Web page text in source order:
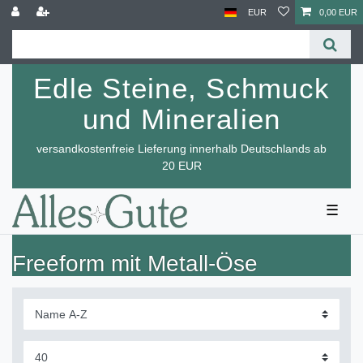
EUR 0,00 EUR
Edle Steine, Schmuck
und Mineralien
versandkostenfreie Lieferung innerhalb Deutschlands ab
20 EUR
☰
Freeform mit Metall-Öse